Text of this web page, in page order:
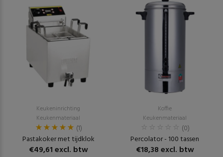
Keukeninrichting
Keukenmateriaal
(1)
Pastakoker met tijdklok
€49,61 excl. btw
Koffie
Keukenmateriaal
(0)
Percolator - 100 tassen
€18,38 excl. btw